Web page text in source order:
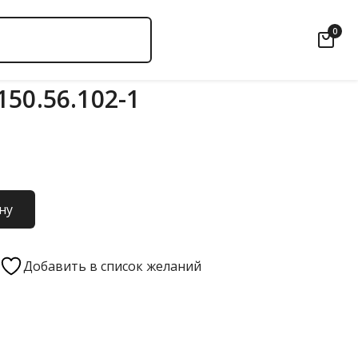
0
1
Добавить в список желаний